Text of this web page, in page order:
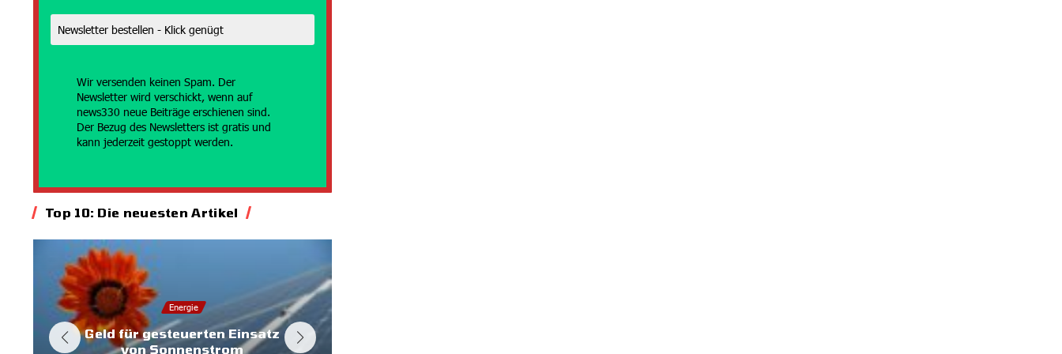
Wir versenden keinen Spam. Der
Newsletter wird verschickt, wenn auf
news330 neue Beiträge erschienen sind.
Der Bezug des Newsletters ist gratis und
kann jederzeit gestoppt werden.
Top 10: Die neuesten Artikel
Energie
Geld für gesteuerten Einsatz
von Sonnenstrom